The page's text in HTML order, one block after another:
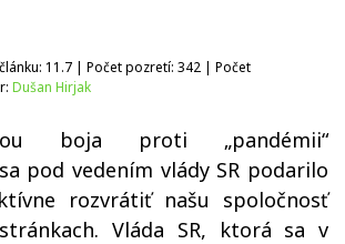
11.7 | Počet pozretí: 342 | Počet
Dušan Hirjak
boja proti „pandémii“
pod vedením vlády SR podarilo
rozvrátiť našu spoločnosť
Vláda SR, ktorá sa v